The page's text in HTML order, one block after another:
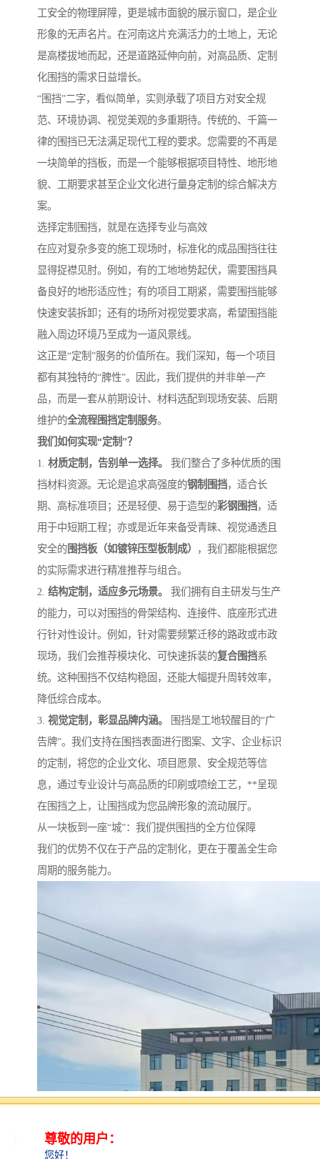
工安全的物理屏障，更是城市面貌的展示窗口，是企业
形象的无声名片。在河南这片充满活力的土地上，无论
是高楼拔地而起，还是道路延伸向前，对高品质、定制
化围挡的需求日益增长。
“围挡”二字，看似简单，实则承载了项目方对安全规
范、环境协调、视觉美观的多重期待。传统的、千篇一
律的围挡已无法满足现代工程的要求。您需要的不再是
一块简单的挡板，而是一个能够根据项目特性、地形地
貌、工期要求甚至企业文化进行量身定制的综合解决方
案。
选择定制围挡，就是在选择专业与高效
在应对复杂多变的施工现场时，标准化的成品围挡往往
显得捉襟见肘。例如，有的工地地势起伏，需要围挡具
备良好的地形适应性；有的项目工期紧，需要围挡能够
快速安装拆卸；还有的场所对视觉要求高，希望围挡能
融入周边环境乃至成为一道风景线。
这正是“定制”服务的价值所在。我们深知，每一个项目
都有其独特的“脾性”。因此，我们提供的并非单一产
品，而是一套从前期设计、材料选配到现场安装、后期
维护的全流程围挡定制服务。
我们如何实现“定制”？
1. 材质定制，告别单一选择。
我们整合了多种优质的围
挡材料资源。无论是追求高强度的钢制围挡，适合长
期、高标准项目；还是轻便、易于造型的彩钢围挡，适
用于中短期工程；亦或是近年来备受青睐、视觉通透且
安全的围挡板（如镀锌压型板制成）
，我们都能根据您
的实际需求进行精准推荐与组合。
2. 结构定制，适应多元场景。
我们拥有自主研发与生产
的能力，可以对围挡的骨架结构、连接件、底座形式进
行针对性设计。例如，针对需要频繁迁移的路政或市政
现场，我们会推荐模块化、可快速拆装的复合围挡系
统。这种围挡不仅结构稳固，还能大幅提升周转效率，
降低综合成本。
3. 视觉定制，彰显品牌内涵。
围挡是工地较醒目的“广
告牌”。我们支持在围挡表面进行图案、文字、企业标识
的定制，将您的企业文化、项目愿景、安全规范等信
息，通过专业设计与高品质的印刷或喷绘工艺，**呈现
在围挡之上，让围挡成为您品牌形象的流动展厅。
从一块板到一座“城”：我们提供围挡的全方位保障
我们的优势不仅在于产品的定制化，更在于覆盖全生命
周期的服务能力。